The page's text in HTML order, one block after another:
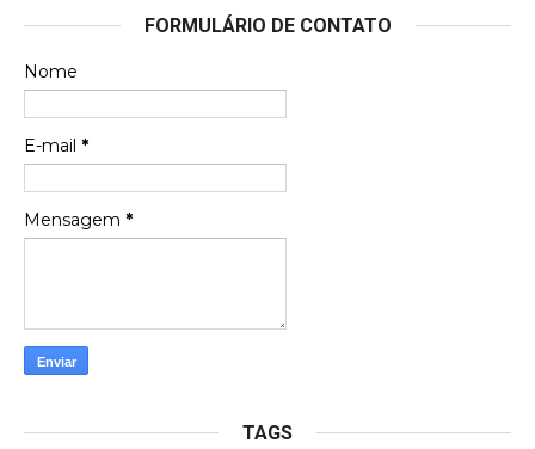
FORMULÁRIO DE CONTATO
Nome
E-mail *
Mensagem *
TAGS